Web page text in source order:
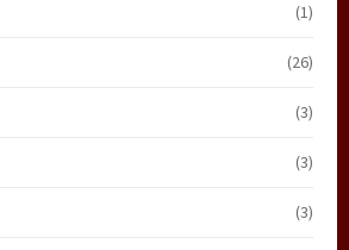
(1)
(26)
(3)
(3)
(3)